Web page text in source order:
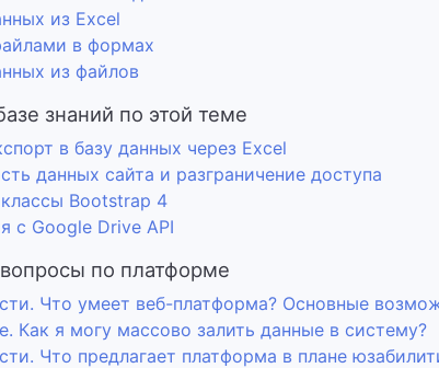
из Excel
в формах
из файлов
знаний по этой теме
в базу данных через Excel
данных сайта и разграничение доступа
Bootstrap 4
с Google Drive API
по платформе
Что умеет веб-платформа? Основные
Как я могу массово залить данные в систему?
Что предлагает платформа в плане